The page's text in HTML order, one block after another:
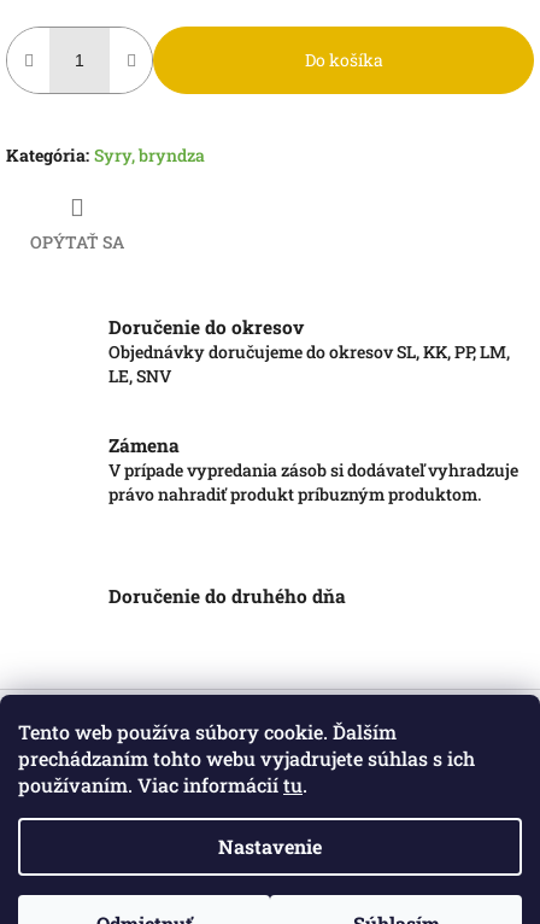
Tento web používa súbory cookie. Ďalším
prechádzaním tohto webu vyjadrujete súhlas s ich
používaním. Viac informáciítu.
Nastavenie
Do košíka
Kategória: Syry, bryndza
OPÝTAŤ SA
Doručenie do okresov
Objednávky doručujeme do okresov SL, KK, PP, LM,
LE, SNV
Zámena
V prípade vypredania zásob si dodávateľ vyhradzuje
právo nahradiť produkt príbuzným produktom.
Doručenie do druhého dňa
Z
Informácie pre vás
Obchodné podmienky
Copyright 2026 . Všetky práva vyhradené.